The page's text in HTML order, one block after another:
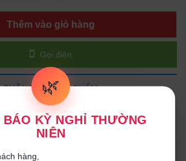
🌿
BÁO KỲ NGHỈ THƯỜNG
NIÊN
hàng,
Thêm vào giỏ hàng
Gọi điện
THÔNG TIN SẢN PHẨM
Tải về datasheet CD4017